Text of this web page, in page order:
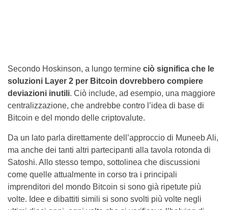
Secondo Hoskinson, a lungo termine ciò significa che le
soluzioni Layer 2 per Bitcoin dovrebbero compiere
deviazioni inutili. Ciò include, ad esempio, una maggiore
centralizzazione, che andrebbe contro l’idea di base di
Bitcoin e del mondo delle criptovalute.
Da un lato parla direttamente dell’approccio di Muneeb Ali,
ma anche dei tanti altri partecipanti alla tavola rotonda di
Satoshi. Allo stesso tempo, sottolinea che discussioni
come quelle attualmente in corso tra i principali
imprenditori del mondo Bitcoin si sono già ripetute più
volte. Idee e dibattiti simili si sono svolti più volte negli